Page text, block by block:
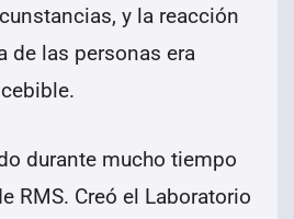
y la reacción
de las personas era
durante mucho tiempo
RMS. Creó el Laboratorio